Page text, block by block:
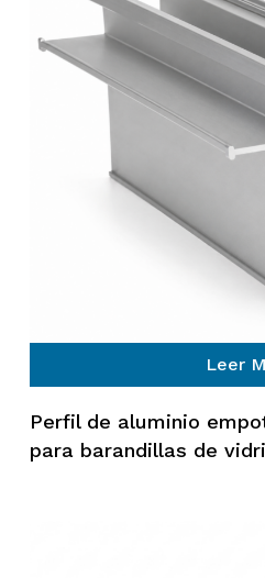
Leer
Perfil de aluminio
para barandillas de